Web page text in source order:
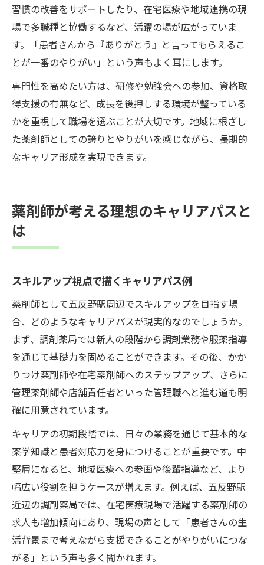
習慣の改善をサポートしたり、在宅医療や地域連携の現
場で多職種と協働するなど、活躍の場が広がっていま
す。「患者さんから『ありがとう』と言ってもらえるこ
とが一番のやりがい」という声もよく耳にします。
専門性を高めたい方は、研修や勉強会への参加、資格取
得支援の有無など、成長を後押しする環境が整っている
かを重視して職場を選ぶことが大切です。地域に根ざし
た薬剤師としての誇りとやりがいを感じながら、長期的
なキャリア形成を実現できます。
薬剤師が考える理想のキャリアパスと
は
スキルアップ視点で描くキャリアパス例
薬剤師として五反野駅周辺でスキルアップを目指す場
合、どのようなキャリアパスが現実的なのでしょうか。
まず、調剤薬局では新人の段階から調剤業務や服薬指導
を通じて基礎力を固めることができます。その後、かか
りつけ薬剤師や在宅薬剤師へのステップアップ、さらに
管理薬剤師や店舗責任者といった管理職へと進む道も明
確に用意されています。
キャリアの初期段階では、日々の業務を通じて基本的な
薬学知識と患者対応力を身につけることが重要です。中
堅層になると、地域医療への参画や後輩指導など、より
幅広い役割を担うケースが増えます。例えば、五反野駅
近辺の調剤薬局では、在宅医療現場で活躍する薬剤師の
求人も増加傾向にあり、現場の声として「患者さんの生
活背景まで考えながら支援できることがやりがいにつな
がる」という声も多く聞かれます。